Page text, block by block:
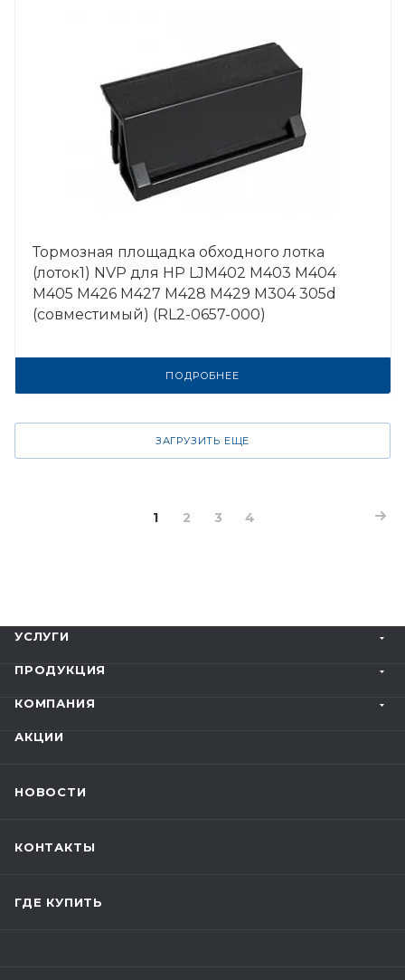
Тормозная площадка обходного лотка
(лоток1) NVP для HP LJM402 M403 M404
M405 M426 M427 M428 M429 M304 305d
(совместимый) (RL2-0657-000)
ПОДРОБНЕЕ
ЗАГРУЗИТЬ ЕЩЕ
1 2 3 4
УСЛУГИ
ПРОДУКЦИЯ
КОМПАНИЯ
АКЦИИ
НОВОСТИ
КОНТАКТЫ
ГДЕ КУПИТЬ